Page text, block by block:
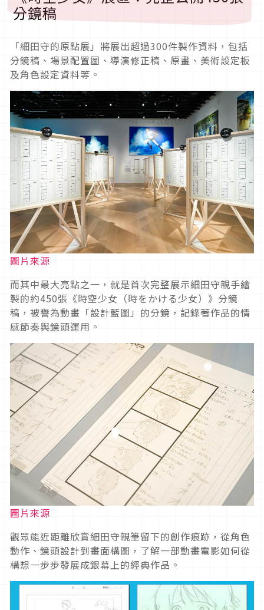
分鏡稿
「細田守的原點展」將展出超過300件製作資料，包括
分鏡稿、場景配置圖、導演修正稿、原畫、美術設定板
及角色設定資料等。
圖片來源
而其中最大亮點之一，就是首次完整展示細田守親手繪
製的約450張《時空少女（時をかける少女）》分鏡
稿，被譽為動畫「設計藍圖」的分鏡，記錄著作品的情
感節奏與鏡頭運用。
圖片來源
觀眾能近距離欣賞細田守親筆留下的創作痕跡，從角色
動作、鏡頭設計到畫面構圖，了解一部動畫電影如何從
構想一步步發展成銀幕上的經典作品。